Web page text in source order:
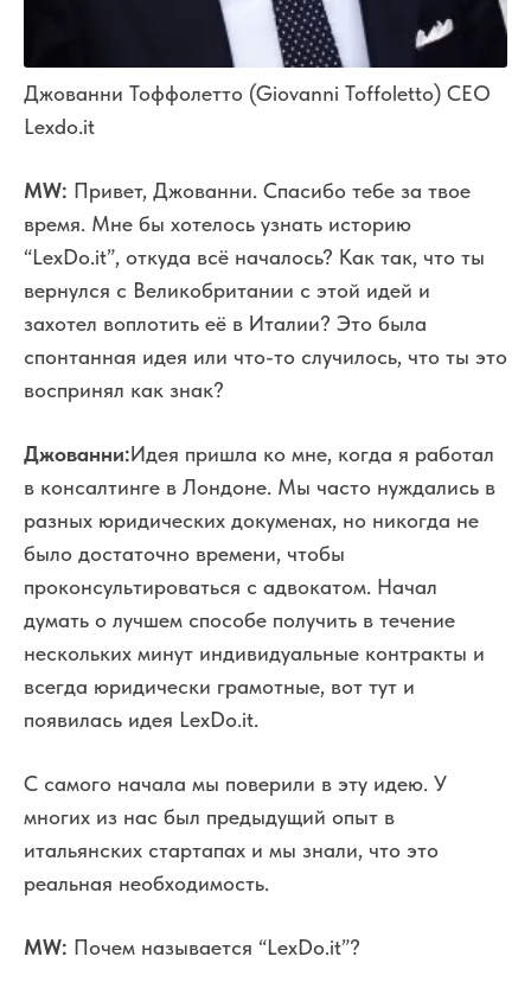
Джованни Тоффолетто (Giovanni Toffoletto) CEO
Lexdo.it
MW: Привет, Джованни. Спасибо тебе за твое
время. Мне бы хотелось узнать историю
“LexDo.it”, откуда всё началось? Как так, что ты
вернулся с Великобритании с этой идей и
захотел воплотить её в Италии? Это была
спонтанная идея или что-то случилось, что ты это
воспринял как знак?
Джованни:Идея пришла ко мне, когда я работал
в консалтинге в Лондоне. Мы часто нуждались в
разных юридических докуменах, но никогда не
было достаточно времени, чтобы
проконсультироваться с адвокатом. Начал
думать о лучшем способе получить в течение
нескольких минут индивидуальные контракты и
всегда юридически грамотные, вот тут и
появилась идея LexDo.it.
С самого начала мы поверили в эту идею. У
многих из нас был предыдущий опыт в
итальянских стартапах и мы знали, что это
реальная необходимость.
MW: Почем называется “LexDo.it”?